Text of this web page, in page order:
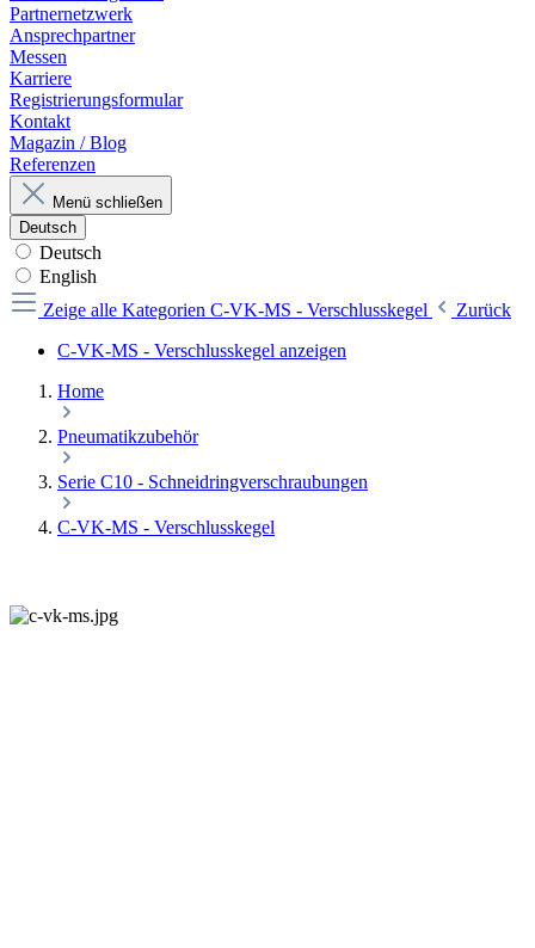
Partnernetzwerk
Ansprechpartner
Messen
Karriere
Registrierungsformular
Kontakt
Magazin / Blog
Referenzen
Menü schließen
Deutsch
Deutsch
English
Zeige alle Kategorien C-VK-MS - Verschlusskegel
Zurück
C-VK-MS - Verschlusskegel anzeigen
Home
Pneumatikzubehör
Serie C10 - Schneidringverschraubungen
C-VK-MS - Verschlusskegel